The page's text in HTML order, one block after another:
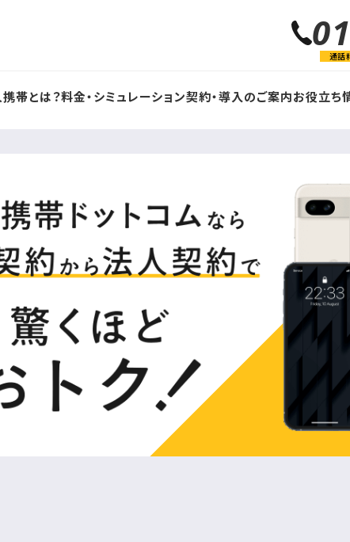
通話
帯とは？料金・シミュレーション契約・導入のご案内お役立ち